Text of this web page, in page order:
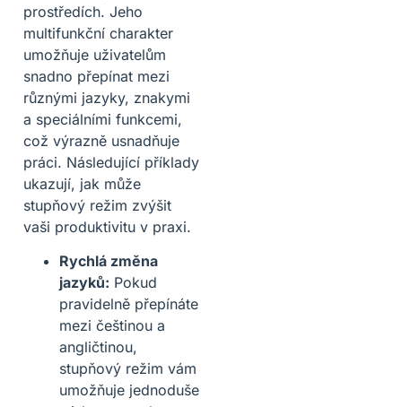
prostředích. Jeho
multifunkční charakter
umožňuje uživatelům
snadno přepínat mezi
různými jazyky, znakymi
a speciálními funkcemi,
což výrazně usnadňuje
práci. Následující příklady
ukazují, jak může
stupňový režim zvýšit
vaši produktivitu v praxi.
Rychlá změna
jazyků: Pokud
pravidelně přepínáte
mezi češtinou a
angličtinou,
stupňový režim vám
umožňuje jednoduše